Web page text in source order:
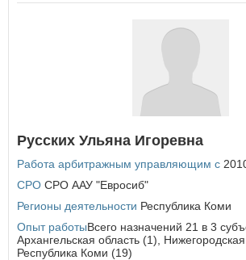
Чукотский автономный округ
Русских Ульяна Игоревна
Работа арбитражным управляющим с
СРО СРО ААУ "Евросиб"
Регионы деятельности Республика Коми
Опыт работыВсего назначений 21 в 3
Архангельская область (1), Нижегородская
Республика Коми (19)